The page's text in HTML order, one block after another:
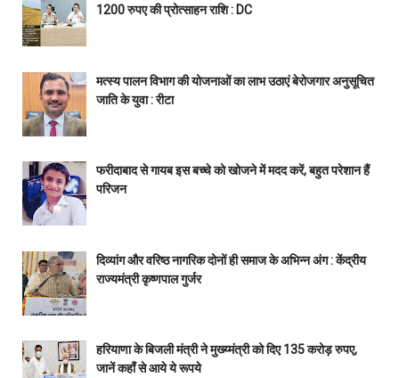
1200 रुपए की प्रोत्साहन राशि : DC
मत्स्य पालन विभाग की योजनाओं का लाभ उठाएं बेरोजगार अनुसूचित
जाति के युवा : रीटा
फरीदाबाद से गायब इस बच्चे को खोजने में मदद करें, बहुत परेशान हैं
परिजन
दिव्यांग और वरिष्ठ नागरिक दोनों ही समाज के अभिन्न अंग : केंद्रीय
राज्यमंत्री कृष्णपाल गुर्जर
हरियाणा के बिजली मंत्री ने मुख्य्मंत्री को दिए 135 करोड़ रुपए,
जानें कहाँ से आये ये रूपये